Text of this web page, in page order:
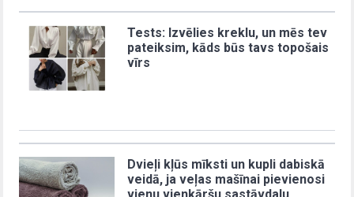
Tests: Izvēlies kreklu, un mēs tev
pateiksim, kāds būs tavs topošais
vīrs
Dvieļi kļūs mīksti un kupli dabiskā
veidā, ja veļas mašīnai pievienosi